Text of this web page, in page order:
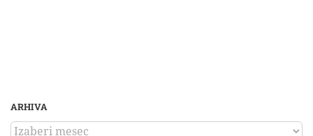
ARHIVA
ARHIVA